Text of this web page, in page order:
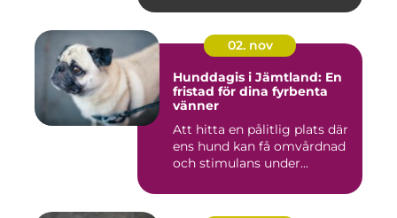
02. nov
Hunddagis i Jämtland: En
fristad för dina fyrbenta
vänner
Att hitta en pålitlig plats där
ens hund kan få omvårdnad
och stimulans under...